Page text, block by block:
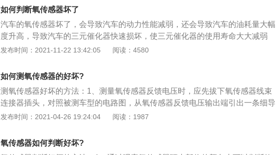
控制混合气的空燃比在正常范围内。氧传感器的核心部件是多孔的ZrO2陶瓷管，
管内高浓度的氧分子可以被吸附形成电子，产生电势差。氧传感器由化学平衡计
算出氧浓度，所以当前氧传感器坏了，就无法监测汽车的废气排放值。
如何判断氧传感器坏了
汽车的氧传感器坏了，会导致汽车的动力性能减弱，还会导致汽车的油耗量大幅
度升高，导致汽车的三元催化器快速损坏，使三元催化器的使用寿命大大减弱
等。氧传感器是发动机减少排气污染必不可少的部件，混合气的空燃比一旦偏离
器喷油量的大小，从而控制混合气的空燃比在正常范围内。氧传感器由化学平衡
计算出氧浓度，达到监测混合气空燃比的目的，所以当前氧传感器坏了，就无法
监测汽车的废气排放值。氧传感器的核心部件是多孔的ZrO2陶瓷管，在一定温度
下，管内高浓度的氧分子可以被吸附形成电子，产生电势差。
发布时间：2021-11-22 13:42:05 阅读：4580
如何测氧传感器的好坏?
测氧传感器好坏的方法：1、测量氧传感器反馈电压时，应先拔下氧传感器线束
连接器插头，对照被测车型的电路图，从氧传感器反馈电压输出端引出一条细导
线，然后插好连接器，在发动机运转时从引出线上测量反馈电压；2、有些车型
车，可从故障诊断插座内的OX1或OX2插孔内直接测得氧传感器反馈电压（丰田
V型六缸发动机两侧排气管上各有一个氧传感器，分别和故障检测插座内的OX1
发布时间：2021-04-26 19:24:04 阅读：1987
氧传感器如何判断好坏?